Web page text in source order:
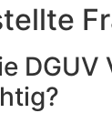
DGUV